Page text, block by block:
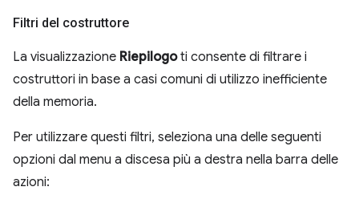
Filtri del costruttore
La visualizzazione Riepilogoti consente di filtrare i
costruttori in base a casi comuni di utilizzo inefficiente
della memoria.
Per utilizzare questi filtri, seleziona una delle seguenti
opzioni dal menu a discesa più a destra nella barra delle
azioni: